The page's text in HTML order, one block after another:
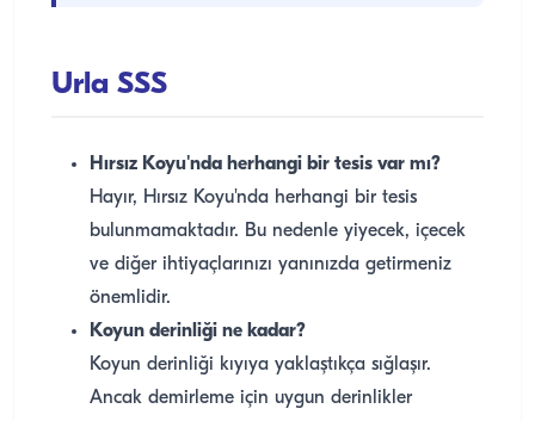
Urla SSS
Hırsız Koyu'nda herhangi bir tesis var mı?
Hayır, Hırsız Koyu'nda herhangi bir tesis
bulunmamaktadır. Bu nedenle yiyecek, içecek
ve diğer ihtiyaçlarınızı yanınızda getirmeniz
önemlidir.
Koyun derinliği ne kadar?
Koyun derinliği kıyıya yaklaştıkça sığlaşır.
Ancak demirleme için uygun derinlikler